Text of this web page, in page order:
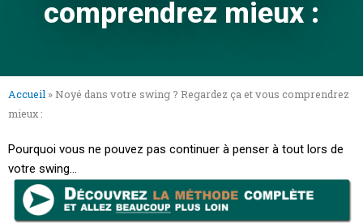
comprendrez mieux :
Accueil » Noyé dans votre swing ? Regardez ça et vous comprendrez
mieux :
Pourquoi vous ne pouvez pas continuer à penser à tout lors de
votre swing…